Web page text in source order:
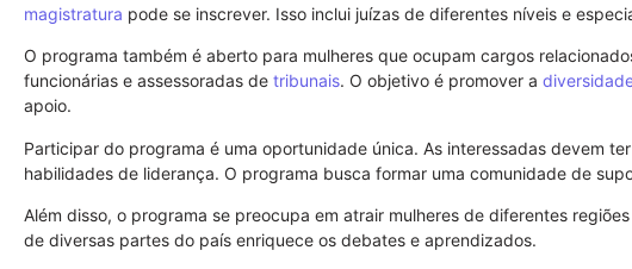
magistratura pode se inscrever. Isso inclui juízas de diferentes níveis e
O programa também é aberto para mulheres que ocupam cargos
funcionárias e assessoradas de tribunais. O objetivo é promover a
apoio.
Participar do programa é uma oportunidade única. As interessadas devem
habilidades de liderança. O programa busca formar uma comunidade de
Além disso, o programa se preocupa em atrair mulheres de diferentes
de diversas partes do país enriquece os debates e aprendizados.